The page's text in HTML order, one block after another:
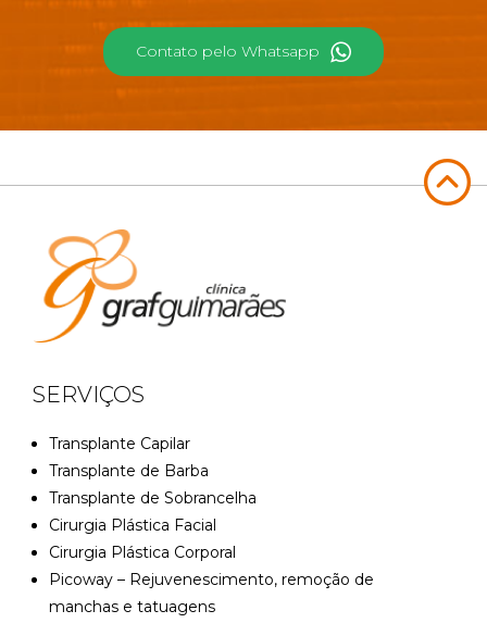
Contato pelo Whatsapp
SERVIÇOS
Transplante Capilar
Transplante de Barba
Transplante de Sobrancelha
Cirurgia Plástica Facial
Cirurgia Plástica Corporal
Picoway – Rejuvenescimento, remoção de
manchas e tatuagens